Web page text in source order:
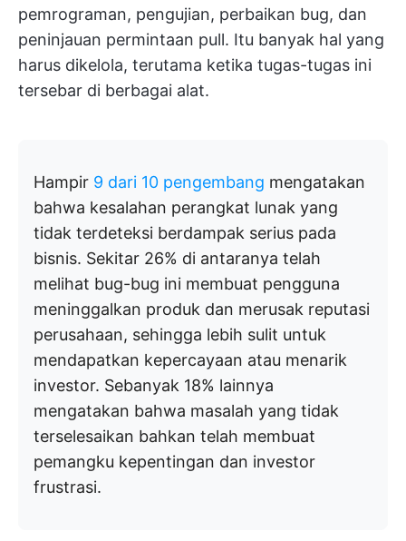
pemrograman, pengujian, perbaikan bug, dan
peninjauan permintaan pull. Itu banyak hal yang
harus dikelola, terutama ketika tugas-tugas ini
tersebar di berbagai alat.
Hampir 9 dari 10 pengembang mengatakan
bahwa kesalahan perangkat lunak yang
tidak terdeteksi berdampak serius pada
bisnis. Sekitar 26% di antaranya telah
melihat bug-bug ini membuat pengguna
meninggalkan produk dan merusak reputasi
perusahaan, sehingga lebih sulit untuk
mendapatkan kepercayaan atau menarik
investor. Sebanyak 18% lainnya
mengatakan bahwa masalah yang tidak
terselesaikan bahkan telah membuat
pemangku kepentingan dan investor
frustrasi.